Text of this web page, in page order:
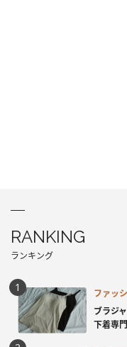
RANKING
ランキング
ファッ
ブラジ
下着専